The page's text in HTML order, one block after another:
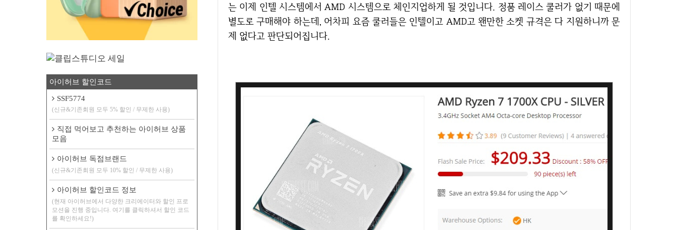
는 이제 인텔 시스템에서 AMD 시스템으로 체인지업하게 될 것입니다. 정품 레이스 쿨러가 없기 때문에
별도로 구매해야 하는데, 어차피 요즘 쿨러들은 인텔이고 AMD고 왠만한 소켓 규격은 다 지원하니까 문
제 없다고 판단되어집니다.
아이허브 할인코드
SSF5774
(신규&기존회원 모두 5% 할인 / 무제한 사용)
직접 먹어보고 추천하는 아이허브 상품
모음
아이허브 독점브랜드
(신규&기존회원 모두 10% 할인 / 무제한 사용)
아이허브 할인코드 정보
(현재 아이허브에서 다양한 크리에이터와 할인 프로
모션을 진행 중입니다. 여기를 클릭하셔서 할인 코드
를 확인하세요!)